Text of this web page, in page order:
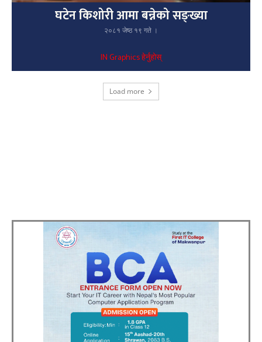
घटेन किशोरी आमा बन्नेको सङ्ख्या
२०८१ जेष्ठ १९ गते ।
IN Graphics हेर्नुहोस्
Load more